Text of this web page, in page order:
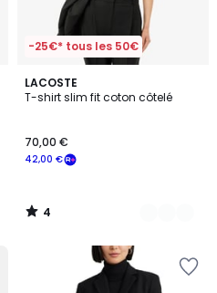
-25€* tous les 50€
LACOSTE
T-shirt slim fit coton côtelé
42,00 €
70,00 €
4
/
4
Couleurs
4
/